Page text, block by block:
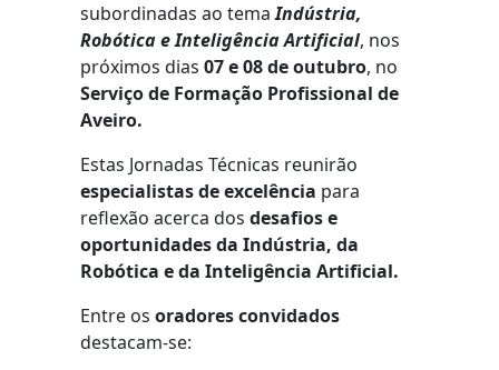
subordinadas ao temaIndústria,
Robótica e Inteligência Artificial, nos
próximos dias 07 e 08 de outubro, no
Serviço de Formação Profissional de
Aveiro.
Estas Jornadas Técnicas reunirão
especialistas de excelência para
reflexão acerca dos desafios e
oportunidades da Indústria, da
Robótica e da Inteligência Artificial.
Entre os oradores convidados
destacam-se: